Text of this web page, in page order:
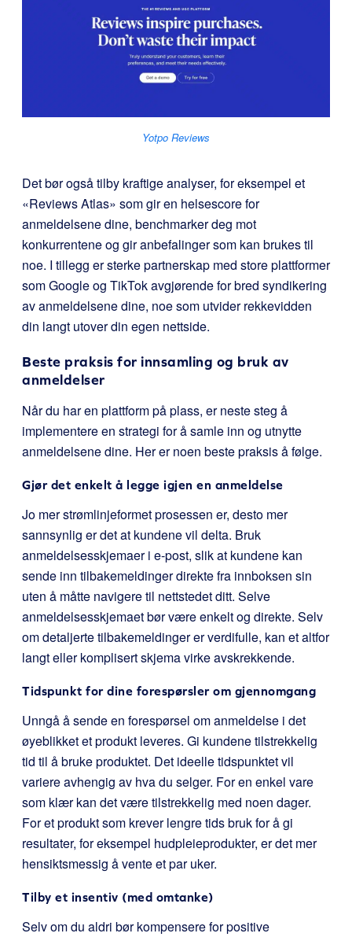
Yotpo Reviews
Det bør også tilby kraftige analyser, for eksempel et
«Reviews Atlas» som gir en helsescore for
anmeldelsene dine, benchmarker deg mot
konkurrentene og gir anbefalinger som kan brukes til
noe. I tillegg er sterke partnerskap med store plattformer
som Google og TikTok avgjørende for bred syndikering
av anmeldelsene dine, noe som utvider rekkevidden
din langt utover din egen nettside.
Beste praksis for innsamling og bruk av
anmeldelser
Når du har en plattform på plass, er neste steg å
implementere en strategi for å samle inn og utnytte
anmeldelsene dine. Her er noen beste praksis å følge.
Gjør det enkelt å legge igjen en anmeldelse
Jo mer strømlinjeformet prosessen er, desto mer
sannsynlig er det at kundene vil delta. Bruk
anmeldelsesskjemaer i e-post, slik at kundene kan
sende inn tilbakemeldinger direkte fra innboksen sin
uten å måtte navigere til nettstedet ditt. Selve
anmeldelsesskjemaet bør være enkelt og direkte. Selv
om detaljerte tilbakemeldinger er verdifulle, kan et altfor
langt eller komplisert skjema virke avskrekkende.
Tidspunkt for dine forespørsler om gjennomgang
Unngå å sende en forespørsel om anmeldelse i det
øyeblikket et produkt leveres. Gi kundene tilstrekkelig
tid til å bruke produktet. Det ideelle tidspunktet vil
variere avhengig av hva du selger. For en enkel vare
som klær kan det være tilstrekkelig med noen dager.
For et produkt som krever lengre tids bruk for å gi
resultater, for eksempel hudpleieprodukter, er det mer
hensiktsmessig å vente et par uker.
Tilby et insentiv (med omtanke)
Selv om du aldri bør kompensere for positive